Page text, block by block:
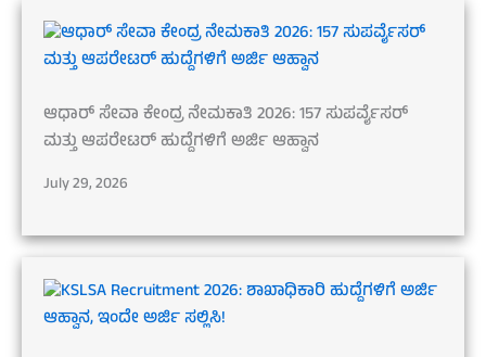
ಆಧಾರ್ ಸೇವಾ ಕೇಂದ್ರ ನೇಮಕಾತಿ 2026: 157 ಸುಪರ್ವೈಸರ್
ಮತ್ತು ಆಪರೇಟರ್ ಹುದ್ದೆಗಳಿಗೆ ಅರ್ಜಿ ಆಹ್ವಾನ
July 29, 2026